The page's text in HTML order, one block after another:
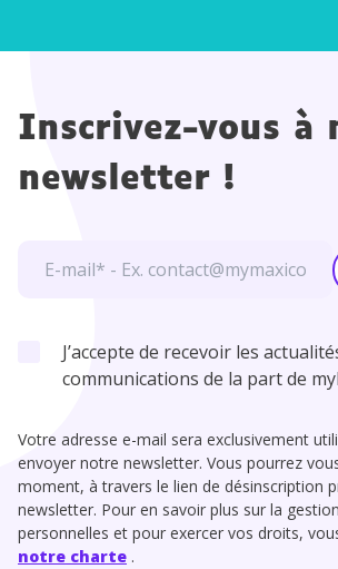
Inscrivez-vous à
newsletter !
J’accepte de recevoir les
communications de la part de
Votre adresse e-mail sera exclusivement
envoyer notre newsletter. Vous pourrez
moment, à travers le lien de désinscription
newsletter. Pour en savoir plus sur la
personnelles et pour exercer vos droits,
notre charte .